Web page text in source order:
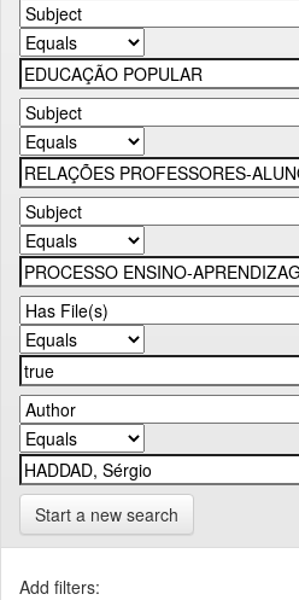
Start a new search
Add filters: